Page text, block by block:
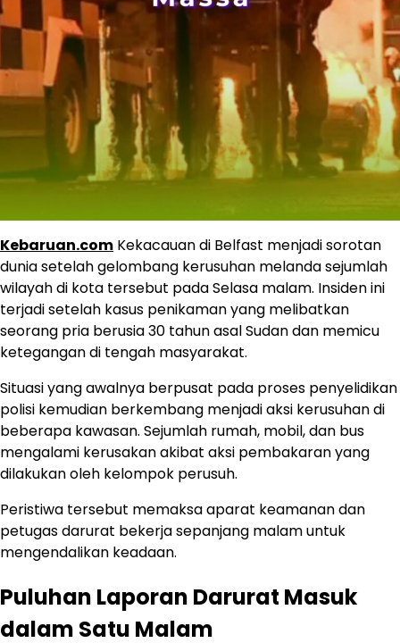
Kebaruan.com Kekacauan di Belfast menjadi sorotan
dunia setelah gelombang kerusuhan melanda sejumlah
wilayah di kota tersebut pada Selasa malam. Insiden ini
terjadi setelah kasus penikaman yang melibatkan
seorang pria berusia 30 tahun asal Sudan dan memicu
ketegangan di tengah masyarakat.
Situasi yang awalnya berpusat pada proses penyelidikan
polisi kemudian berkembang menjadi aksi kerusuhan di
beberapa kawasan. Sejumlah rumah, mobil, dan bus
mengalami kerusakan akibat aksi pembakaran yang
dilakukan oleh kelompok perusuh.
Peristiwa tersebut memaksa aparat keamanan dan
petugas darurat bekerja sepanjang malam untuk
mengendalikan keadaan.
Puluhan Laporan Darurat Masuk
dalam Satu Malam